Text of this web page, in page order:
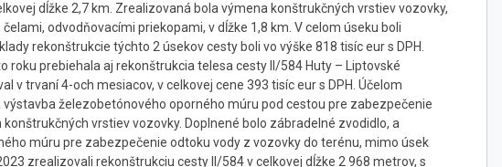
dĺžke 2,7 km. Zrealizovaná bola výmena konštrukčných vrstiev vozovky,
odvodňovacími priekopami, v dĺžke 1,8 km. V celom úseku boli
rekonštrukcie týchto 2 úsekov cesty boli vo výške 818 tisíc eur s DPH.
prebiehala aj rekonštrukcia telesa cesty II/584 Huty – Liptovské
v trvaní 4-och mesiacov, v celkovej cene 393 tisíc eur s DPH. Účelom
železobetónového oporného múru pod cestou pre zabezpečenie
vrstiev vozovky. Doplnené bolo zábradelné zvodidlo, a
múru pre zabezpečenie odtoku vody z vozovky do terénu, mimo úsek
zrealizovali rekonštrukciu cesty II/584 v celkovej dĺžke 2 968 metrov, s